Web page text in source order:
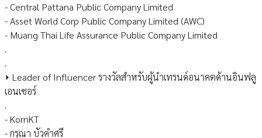
- Central Pattana Public Company Limited
- Asset World Corp Public Company Limited (AWC)
- Muang Thai Life Assurance Public Company Limited
.
.
⏵ Leader of Influencer รางวัลสำหรับผู้นำเทรนด์อนาคตด้านอินฟลู
เอนเซอร์
.
- KornKT
- กรุณา บัวคำศรี